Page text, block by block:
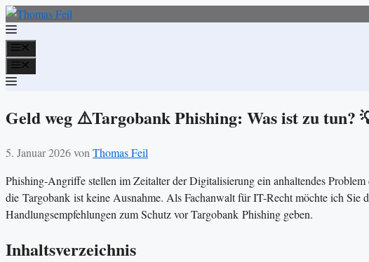
Zum
Inhalt
springen
Geld weg ⚠️Targobank Phishing: Was ist zu tun?
5. Januar 2026von Thomas Feil
Phishing-Angriffe stellen im Zeitalter der Digitalisierung ein anhaltendes
die Targobank ist keine Ausnahme. Als Fachanwalt für IT-Recht möchte ich Sie
Handlungsempfehlungen zum Schutz vor Targobank Phishing geben.
Inhaltsverzeichnis